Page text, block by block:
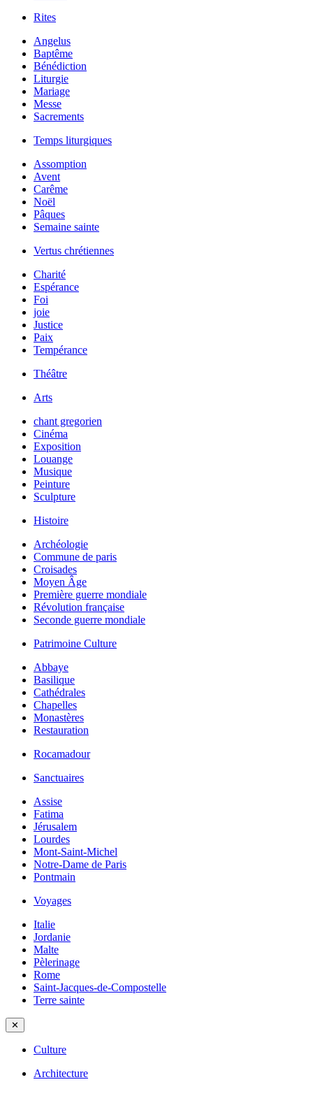
Rites
Angelus
Baptême
Bénédiction
Liturgie
Mariage
Messe
Sacrements
Temps liturgiques
Assomption
Avent
Carême
Noël
Pâques
Semaine sainte
Vertus chrétiennes
Charité
Espérance
Foi
joie
Justice
Paix
Tempérance
Théâtre
Arts
chant gregorien
Cinéma
Exposition
Louange
Musique
Peinture
Sculpture
Histoire
Archéologie
Commune de paris
Croisades
Moyen Âge
Première guerre mondiale
Révolution française
Seconde guerre mondiale
Patrimoine Culture
Abbaye
Basilique
Cathédrales
Chapelles
Monastères
Restauration
Rocamadour
Sanctuaires
Assise
Fatima
Jérusalem
Lourdes
Mont-Saint-Michel
Notre-Dame de Paris
Pontmain
Voyages
Italie
Jordanie
Malte
Pèlerinage
Rome
Saint-Jacques-de-Compostelle
Terre sainte
✕
Culture
Architecture